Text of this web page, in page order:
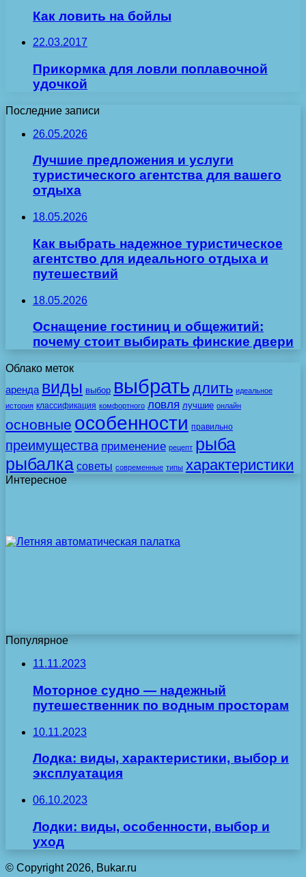
Как ловить на бойлы
22.03.2017
Прикормка для ловли поплавочной
удочкой
Последние записи
26.05.2026
Лучшие предложения и услуги
туристического агентства для вашего
отдыха
18.05.2026
Как выбрать надежное туристическое
агентство для идеального отдыха и
путешествий
18.05.2026
Оснащение гостиниц и общежитий:
почему стоит выбирать финские двери
Облако меток
аренда виды выбор выбрать длить идеальное
история классификация комфортного ловля лучшие онлайн
основные особенности правильно
преимущества применение рецепт рыба
рыбалка советы современные типы характеристики
Интересное
Популярное
11.11.2023
Моторное судно — надежный
путешественник по водным просторам
10.11.2023
Лодка: виды, характеристики, выбор и
эксплуатация
06.10.2023
Лодки: виды, особенности, выбор и
уход
© Copyright 2026, Bukar.ru